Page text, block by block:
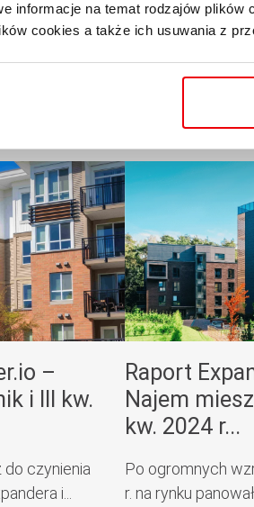
informacje na temat rodzajów
cookies a także ich usuwania z
–
i III kw.
czynienia
i...
Raport
Najem
kw. 2024 r...
Po ogromnych
r. na rynku